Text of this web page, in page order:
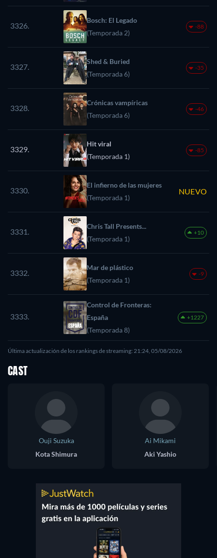
3326.
Bosch: El Legado
(Temporada 2)
-88
3327.
Shed & Buried
(Temporada 6)
-35
3328.
Crónicas vampíricas
(Temporada 6)
-46
3329.
Hit viral
(Temporada 1)
-85
3330.
El infierno de las mujeres
(Temporada 1)
NUEVO
3331.
Chris Tall Presents...
(Temporada 1)
+10
3332.
Mar de plástico
(Temporada 1)
-9
3333.
Control de Fronteras:
España
(Temporada 8)
+1227
Última actualización de los rankings de streaming: 21:24, 05/08/2026
CAST
Ouji Suzuka
Kota Shimura
Ai Mikami
Aki Yashio